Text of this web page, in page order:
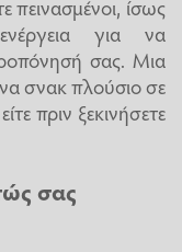
πεινασμένοι, ίσως
για να
σας. Μια
σνακ πλούσιο σε
πριν ξεκινήσετε
σας